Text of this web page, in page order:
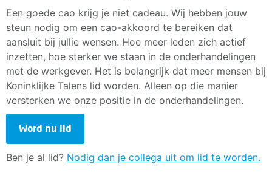
Een goede cao krijg je niet cadeau. Wij hebben jouw
steun nodig om een cao-akkoord te bereiken dat
aansluit bij jullie wensen. Hoe meer leden zich actief
inzetten, hoe sterker we staan in de onderhandelingen
met de werkgever. Het is belangrijk dat meer mensen bij
Koninklijke Talens lid worden. Alleen op die manier
versterken we onze positie in de onderhandelingen.
Word nu lid
Ben je al lid? Nodig dan je collega uit om lid te worden.